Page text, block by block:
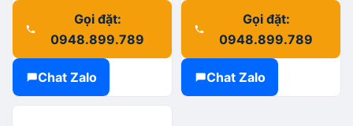
Gọi đặt:
0948.899.789
Chat Zalo
Gọi đặt:
0948.899.789
Chat Zalo